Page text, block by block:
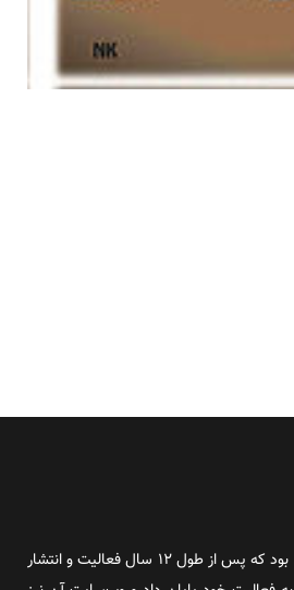
روز آنلاین روزنامه‌ای اینترنتی بود که پس از طول ۱۲ سال فعالیت و انتشار